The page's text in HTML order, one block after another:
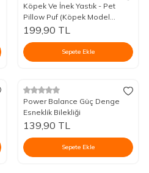
Köpek Ve İnek Yastık - Pet
Pillow Puf (Köpek Model
Stoklarda)
199,90 TL
Sepete Ekle
Power Balance Güç Denge
Esneklik Bilekliği
139,90 TL
Sepete Ekle